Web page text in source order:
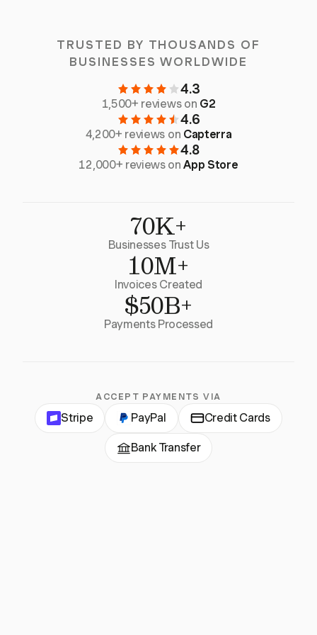
TRUSTED BY THOUSANDS OF
BUSINESSES WORLDWIDE
4.3
1,500+ reviews on G2
4.6
4,200+ reviews on Capterra
4.8
12,000+ reviews onApp Store
70K+
Businesses Trust Us
10M+
Invoices Created
$50B+
Payments Processed
ACCEPT PAYMENTS VIA
Stripe PayPal Credit Cards
Bank Transfer